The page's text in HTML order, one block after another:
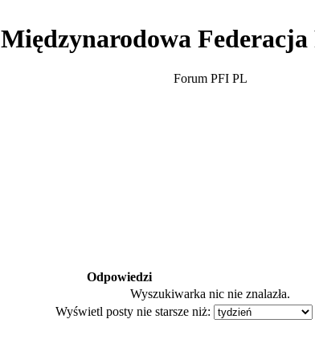
Międzynarodowa Federacja
Forum PFI PL
Odpowiedzi
Wyszukiwarka nic nie znalazła.
Wyświetl posty nie starsze niż: